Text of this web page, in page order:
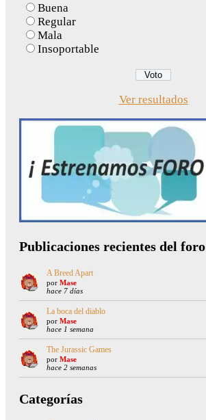
Buena
Regular
Mala
Insoportable
Ver resultados
Publicaciones recientes del foro
A Breed Apart
por Mase
hace 7 días
La boca del diablo
por Mase
hace 1 semana
The Jurassic Games
por Mase
hace 2 semanas
Categorías